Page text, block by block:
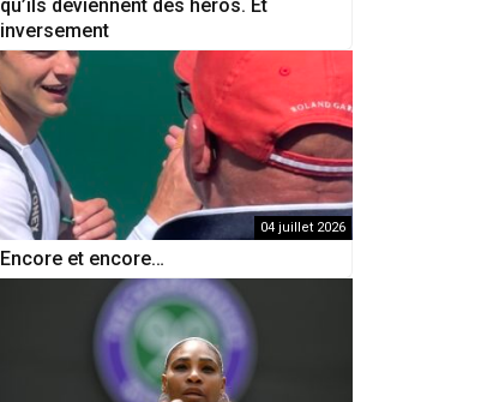
qu’ils deviennent des héros. Et
inversement
04 juillet 2026
Encore et encore…